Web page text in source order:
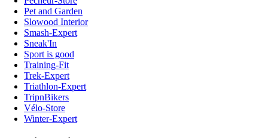
Pet and Garden
Slowood Interior
Smash-Expert
Sneak'In
Sport is good
Training-Fit
Trek-Expert
Triathlon-Expert
TripnBikers
Vélo-Store
Winter-Expert